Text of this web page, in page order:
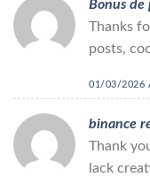
Bonus de
Thanks
posts,
01/03/2026
binance
Thank
lack